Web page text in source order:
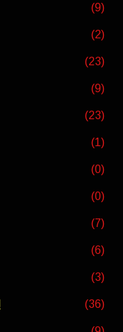
(9)
(2)
(23)
(9)
(23)
(1)
(0)
(0)
(7)
(6)
(3)
(36)